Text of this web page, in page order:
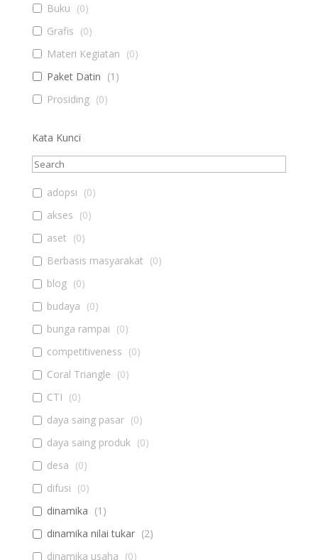
Buku (0)
Grafis (0)
Materi Kegiatan (0)
Paket Datin (1 )
Prosiding (0)
Kata Kunci
adopsi (0)
akses (0)
aset (0)
Berbasis masyarakat (0)
blog (0)
budaya (0)
bunga rampai (0)
competitiveness (0)
Coral Triangle (0)
CTI (0)
daya saing pasar (0)
daya saing produk (0)
desa (0)
difusi (0)
dinamika (1 )
dinamika nilai tukar (2)
dinamika usaha (0)